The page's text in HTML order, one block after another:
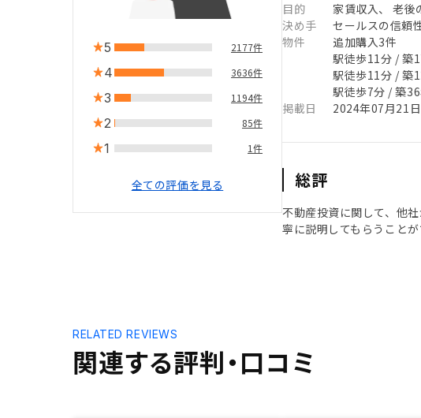
5 2177件
4 3636件
3 1194件
2 85件
1 1件
全ての評価を見る
目的
家賃収入、 老後
決め手
セールスの信頼
物件
追加購入3件
駅徒歩11分 / 築
駅徒歩11分 / 築
駅徒歩7分 / 築
掲載日
2024年07月21日
総評
不動産投資に関して、他
寧に説明してもらうこと
関連する評判・口コミ
RELATED REVIEWS